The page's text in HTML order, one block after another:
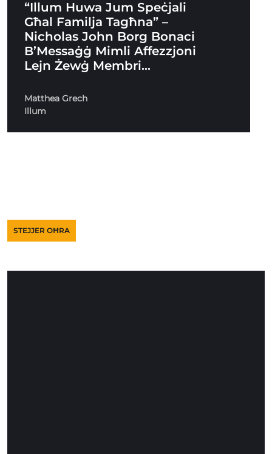
“Illum Huwa Jum Speċjali
Għal Familja Tagħna” –
Nicholas John Borg Bonaci
B’Messaġġ Mimli Affezzjoni
Lejn Żewġ Membri…
Matthea Grech
Illum
STEJJER OĦRA